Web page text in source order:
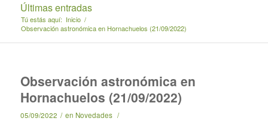
Últimas entradas
Tú estás aquí: Inicio /
Observación astronómica en Hornachuelos (21/09/2022)
Observación astronómica en
Hornachuelos (21/09/2022)
05/09/2022 / en Novedades /